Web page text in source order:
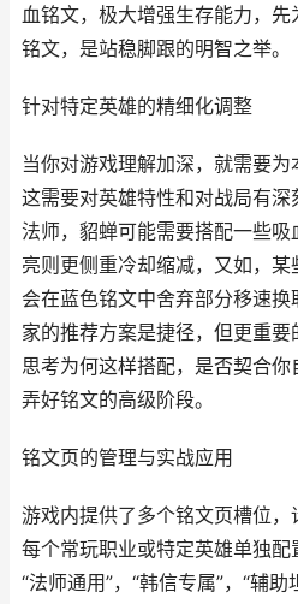
血铭文，极大增强生存能力，先
铭文，是站稳脚跟的明智之举。
针对特定英雄的精细化调整
当你对游戏理解加深，就需要为
这需要对英雄特性和对战局有
法师，貂蝉可能需要搭配一些
亮则更侧重冷却缩减，又如，
会在蓝色铭文中舍弃部分移速
家的推荐方案是捷径，但更重要
思考为何这样搭配，是否契合
弄好铭文的高级阶段。
铭文页的管理与实战应用
游戏内提供了多个铭文页槽位
每个常玩职业或特定英雄单独
“法师通用”，“韩信专属”，“辅